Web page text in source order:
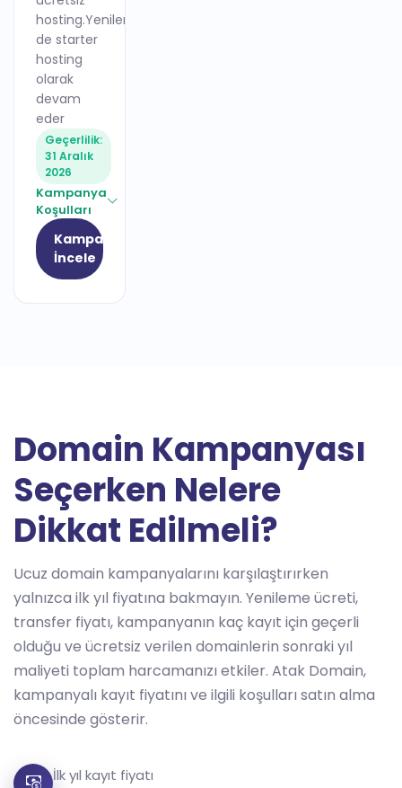
hosting.Yenileme
de starter
hosting
olarak
devam
eder
Geçerlilik:
31 Aralık
2026
Kampanya
Koşulları
Kampanyayı
İncele
Domain Kampanyası
Seçerken Nelere
Dikkat Edilmeli?
Ucuz domain kampanyalarını karşılaştırırken
yalnızca ilk yıl fiyatına bakmayın. Yenileme ücreti,
transfer fiyatı, kampanyanın kaç kayıt için geçerli
olduğu ve ücretsiz verilen domainlerin sonraki yıl
maliyeti toplam harcamanızı etkiler. Atak Domain,
kampanyalı kayıt fiyatını ve ilgili koşulları satın alma
öncesinde gösterir.
İlk yıl kayıt fiyatı